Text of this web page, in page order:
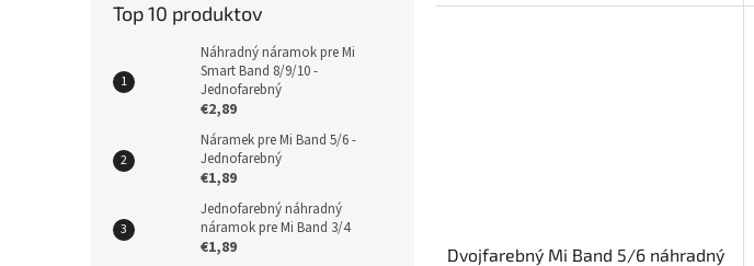
Top 10 produktov
Náhradný náramok pre Mi
Smart Band 8/9/10 -
Jednofarebný
€2,89
Náramek pre Mi Band 5/6 -
Jednofarebný
€1,89
Jednofarebný náhradný
náramok pre Mi Band 3/4
€1,89
Dvojfarebný Mi Band 5/6 náhradný